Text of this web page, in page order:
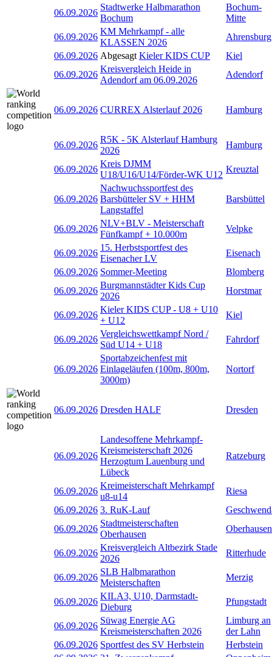
06.09.2026
Stadtwerke Halbmarathon
Bochum
Bochum-
Mitte
06.09.2026
KM Mehrkampf - alle
KLASSEN 2026
Ahrensburg
06.09.2026 Abgesagt Kieler KIDS CUP
Kiel
06.09.2026
Kreisvergleich Heide in
Adendorf am 06.09.2026
Adendorf
06.09.2026 CURREX Alsterlauf 2026 Hamburg
06.09.2026
R5K - 5K Alsterlauf Hamburg
2026
Hamburg
06.09.2026
Kreis DJMM
U18/U16/U14/Förder-WK U12
Kreuztal
06.09.2026
Nachwuchssportfest des
Barsbütteler SV + HHM
Langstaffel
Barsbüttel
06.09.2026
NLV+BLV - Meisterschaft
Fünfkampf + 10.000m
Velpke
06.09.2026
15. Herbstsportfest des
Eisenacher LV
Eisenach
06.09.2026 Sommer-Meeting
Blomberg
06.09.2026
Burgmannstädter Kids Cup
2026
Horstmar
06.09.2026
Kieler KIDS CUP - U8 + U10
+ U12
Kiel
06.09.2026
Vergleichswettkampf Nord /
Süd U14 + U18
Fahrdorf
06.09.2026
Sportabzeichenfest mit
Einlageläufen (100m, 800m,
3000m)
Nortorf
06.09.2026 Dresden HALF Dresden
06.09.2026
Landesoffene Mehrkampf-
Kreismeisterschaft 2026
Herzogtum Lauenburg und
Lübeck
Ratzeburg
06.09.2026
Kreimeisterschaft Mehrkampf
u8-u14
Riesa
06.09.2026 3. RuK-Lauf
06.09.2026
Stadtmeisterschaften
Oberhausen
Oberhausen
06.09.2026
Kreisvergleich Altbezirk Stade
2026
Ritterhude
06.09.2026
SLB Halbmarathon
Meisterschaften
Merzig
06.09.2026
KILA3, U10, Darmstadt-
Dieburg
Pfungstadt
06.09.2026
Süwag Energie AG
Kreismeisterschaften 2026
Limburg an
der Lahn
06.09.2026 Sportfest des SV Herbstein
Herbstein